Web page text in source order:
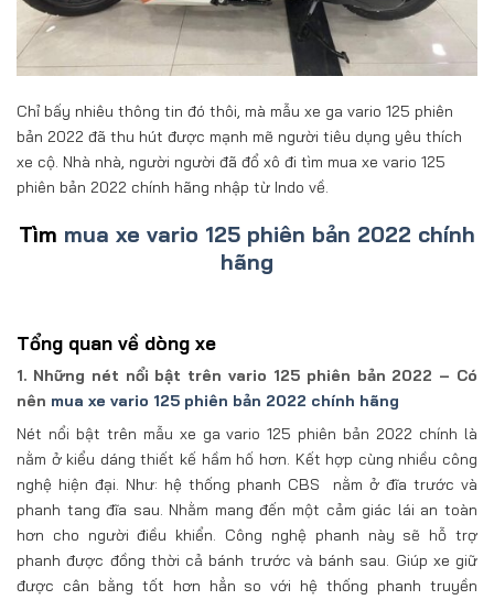
Chỉ bấy nhiêu thông tin đó thôi, mà mẫu xe ga vario 125 phiên
bản 2022 đã thu hút được mạnh mẽ người tiêu dụng yêu thích
xe cộ. Nhà nhà, người người đã đổ xô đi tìm mua xe vario 125
phiên bản 2022 chính hãng nhập từ Indo về.
Tìm mua xe vario 125 phiên bản 2022 chính
hãng
Tổng quan về dòng xe
1. Những nét nổi bật trên vario 125 phiên bản 2022 – Có
nên mua xe vario 125 phiên bản 2022 chính hãng
Nét nổi bật trên mẫu xe ga vario 125 phiên bản 2022 chính là
nằm ở kiểu dáng thiết kế hầm hố hơn. Kết hợp cùng nhiều công
nghệ hiện đại. Như: hệ thống phanh CBS nằm ở đĩa trước và
phanh tang đĩa sau. Nhằm mang đến một cảm giác lái an toàn
hơn cho người điều khiển. Công nghệ phanh này sẽ hỗ trợ
phanh được đồng thời cả bánh trước và bánh sau. Giúp xe giữ
được cân bằng tốt hơn hẳn so với hệ thống phanh truyền